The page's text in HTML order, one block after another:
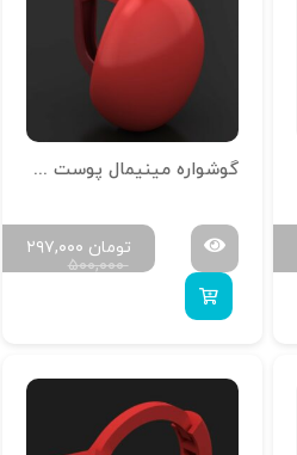
گوشواره مینیمال پوست خور تمام آینه G-M-P-01
۵۰۰,۰۰۰
۲۹۷,۰۰۰ تومان